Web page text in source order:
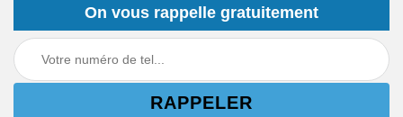
On vous rappelle gratuitement